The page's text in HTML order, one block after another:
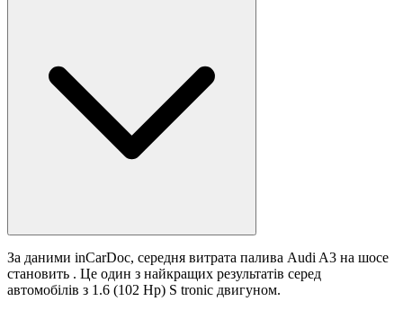
За даними inCarDoc, середня витрата палива Audi A3 на шосе
становить . Це один з найкращих результатів серед
автомобілів з 1.6 (102 Hp) S tronic двигуном.